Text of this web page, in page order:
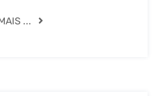
...